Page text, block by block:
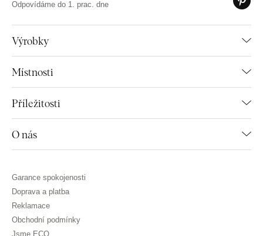
Výrobky
Místnosti
Příležitosti
O nás
Odpovídáme do 1. prac. dne
Garance spokojenosti
Doprava a platba
Reklamace
Obchodní podmínky
Jsme ECO